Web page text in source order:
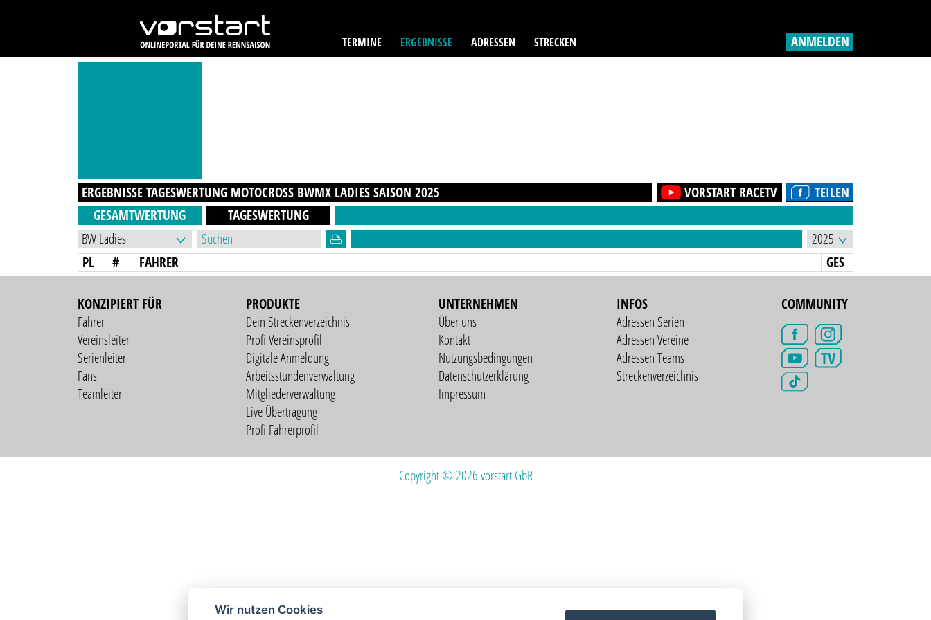
TERMINE ERGEBNISSE ADRESSEN STRECKEN ANMELDEN
ERGEBNISSE TAGESWERTUNG MOTOCROSS BWMX LADIESSAISON2025 TEILEN
VORSTART RACETV
GESAMTWERTUNG
TAGESWERTUNG
PL # FAHRER GES
KONZIPIERT FÜR
Fahrer
Vereinsleiter
Serienleiter
Fans
Teamleiter
PRODUKTE
Dein Streckenverzeichnis
Profi Vereinsprofil
Digitale Anmeldung
Arbeitsstundenverwaltung
Mitgliederverwaltung
Live Übertragung
Profi Fahrerprofil
UNTERNEHMEN
Über uns
Kontakt
Nutzungsbedingungen
Datenschutzerklärung
Impressum
INFOS
Adressen Serien
Adressen Vereine
Adressen Teams
Streckenverzeichnis
COMMUNITY
TV
Copyright © 2026 vorstart GbR
Wir nutzen Cookies